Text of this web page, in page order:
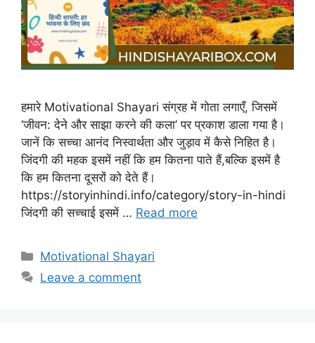
हमारे Motivational Shayari संग्रह में गोता लगाएँ, जिसमें
‘जीवन: देने और साझा करने की कला’ पर प्रकाश डाला गया है।
जानें कि सच्चा आनंद निस्वार्थता और जुड़ाव में कैसे निहित है।
जिंदगी की महक इसमें नहीं कि हम कितना पाते हैं,बल्कि इसमें है
कि हम कितना दूसरों को देते हैं।
https://storyinhindi.info/category/story-in-hindi
जिंदगी की सच्चाई इसमें … Read more
Categories
Motivational Shayari
Leave a comment